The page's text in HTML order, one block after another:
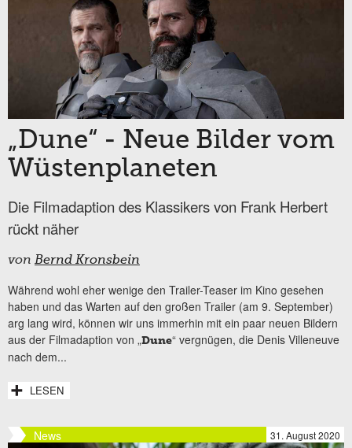
„Dune“ - Neue Bilder vom
Wüstenplaneten
Die Filmadaption des Klassikers von Frank Herbert
rückt näher
von Bernd Kronsbein
Während wohl eher wenige den Trailer-Teaser im Kino gesehen
haben und das Warten auf den großen Trailer (am 9. September)
arg lang wird, können wir uns immerhin mit ein paar neuen Bildern
aus der Filmadaption von „Dune“ vergnügen, die Denis Villeneuve
nach dem...
LESEN
News 31. August 2020